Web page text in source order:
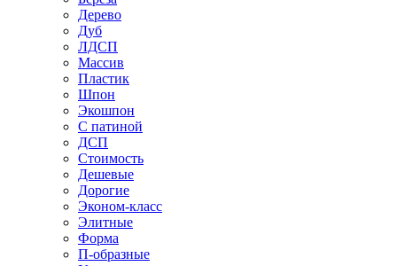
Дерево
Дуб
ЛДСП
Массив
Пластик
Шпон
Экошпон
С патиной
ДСП
Стоимость
Дешевые
Дорогие
Эконом-класс
Элитные
Форма
П-образные